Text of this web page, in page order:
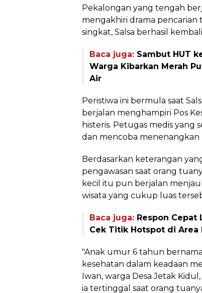
Pekalongan yang tengah
mengakhiri drama
singkat, Salsa berhasil
Baca juga: Sambut HUT
Warga Kibarkan Merah
Air
Peristiwa ini bermula saat
berjalan menghampiri Pos
histeris. Petugas medis yang
dan mencoba
Berdasarkan keterangan
pengawasan saat orang
kecil itu pun berjalan
wisata yang cukup luas
Baca juga: Respon Cepat
Cek Titik Hotspot di Area
"Anak umur 6 tahun
kesehatan dalam keadaan
Iwan, warga Desa Jetak
ia tertinggal saat orang